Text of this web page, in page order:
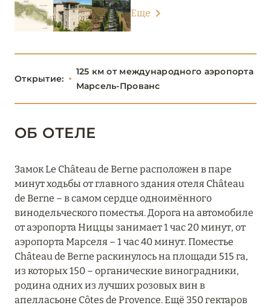
ОКСИТАНИЯ
ПАРИЖ 46
ПРОВАНС
Airelles Château d’Estoublon
Château de Fonscolombe
Crillon Le Brave
Hôtel Le Château de Berne
L’Étoile des Baux
La Bastide de Gordes
La Bastide Saint-Antoine
Еще
Открытие:
125 км от международного аэропорта
Марсель-Прованc
ОБ ОТЕЛЕ
Замок Le Château de Berne расположен в паре
минут ходьбы от главного здания отеля Château
de Berne – в самом сердце одноимённого
винодельческого поместья. Дорога на автомобиле
от аэропорта Ниццы занимает 1 час 20 минут, от
аэропорта Марселя – 1 час 40 минут. Поместье
Château de Berne раскинулось на площади 515 га,
из которых 150 – органические виноградники,
родина одних из лучших розовых вин в
апелласьоне Côtes de Provence. Ещё 350 гектаров